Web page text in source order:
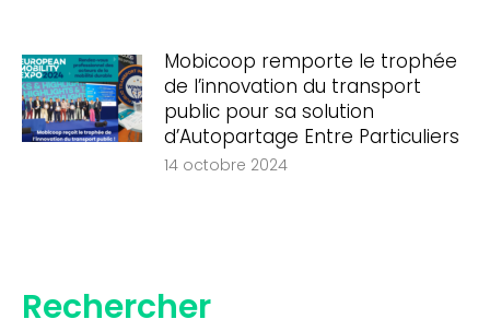
Mobicoop remporte le trophée
de l’innovation du transport
public pour sa solution
d’Autopartage Entre Particuliers
14 octobre 2024
Rechercher